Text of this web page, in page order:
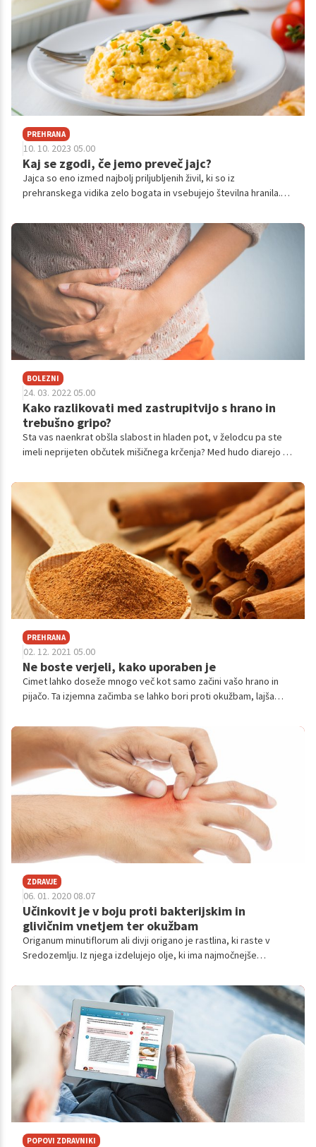
PREHRANA
10. 10. 2023 05.00
Kaj se zgodi, če jemo preveč jajc?
Jajca so eno izmed najbolj priljubljenih živil, ki so iz
prehranskega vidika zelo bogata in vsebujejo številna hranila.
nešteto dejavnikov, kot tudi od priprave in količine zaužitih jajc.
BOLEZNI
24. 03. 2022 05.00
Kako razlikovati med zastrupitvijo s hrano in
trebušno gripo?
Sta vas naenkrat obšla slabost in hladen pot, v želodcu pa ste
imeli neprijeten občutek mišičnega krčenja? Med hudo diarejo pa
zaužili? Ne veste, ali gre za trebušno gripo ali zastrupitev s
hrano? Pomagali vam bomo z informacijami, s katerimi boste
prepoznali vzrok svojega slabega počutja.
PREHRANA
02. 12. 2021 05.00
Ne boste verjeli, kako uporaben je
Cimet lahko doseže mnogo več kot samo začini vašo hrano in
pijačo. Ta izjemna začimba se lahko bori proti okužbam, lajša
koristi cimeta.
ZDRAVJE
06. 01. 2020 08.07
Učinkovit je v boju proti bakterijskim in
glivičnim vnetjem ter okužbam
Origanum minutiflorum ali divji origano je rastlina, ki raste v
Sredozemlju. Iz njega izdelujejo olje, ki ima najmočnejše
ustvarjen za hladne zimske dni.
POPOVI ZDRAVNIKI